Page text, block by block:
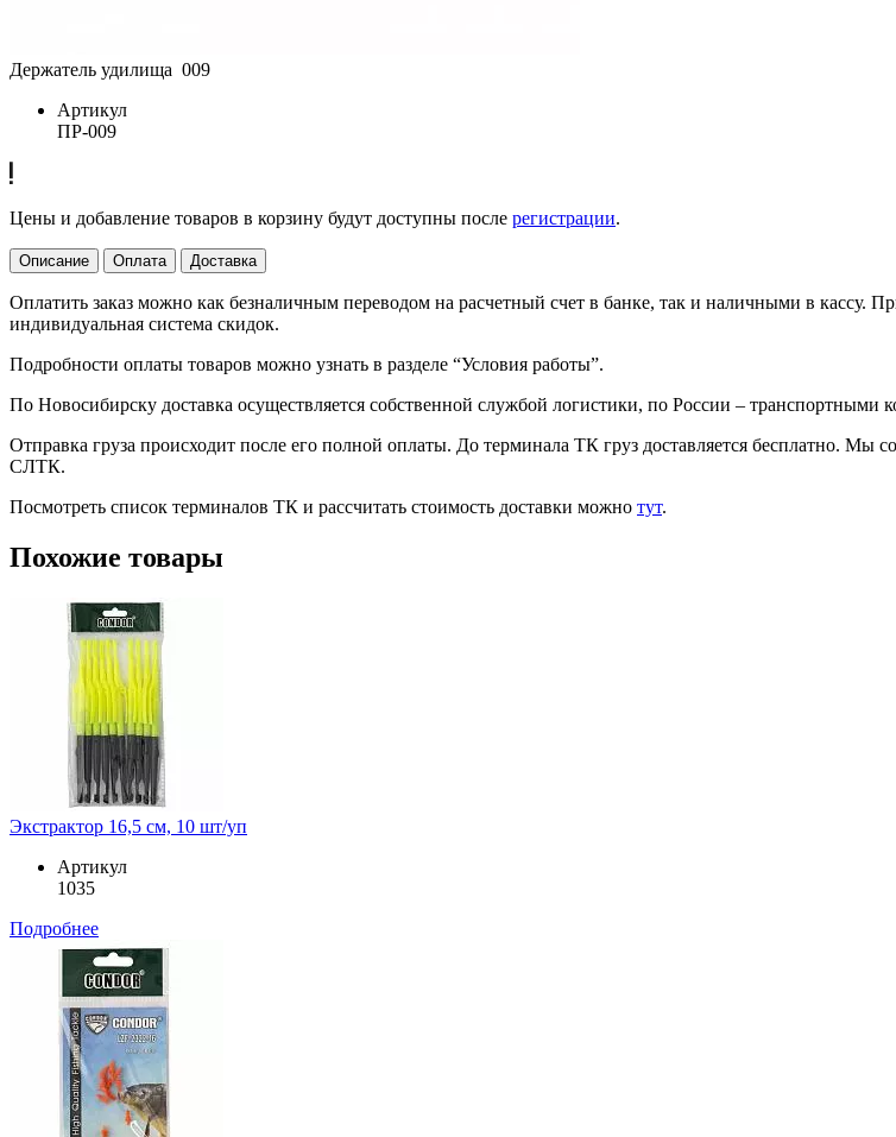
Держатель удилища 009
Артикул
ПР-009
Цены и добавление товаров в корзину будут доступны после регистрации.
Описание Оплата Доставка
Оплатить заказ можно как безналичным переводом на расчетный счет в банке, так и наличными в кассу.
индивидуальная система скидок.
Подробности оплаты товаров можно узнать в разделе “Условия работы”.
По Новосибирску доставка осуществляется собственной службой логистики, по России – транспортными
Отправка груза происходит после его полной оплаты. До терминала ТК груз доставляется бесплатно.
СЛТК.
Посмотреть список терминалов ТК и рассчитать стоимость доставки можно тут.
Похожие товары
Экстрактор 16,5 см, 10 шт/уп
Артикул
1035
Подробнее